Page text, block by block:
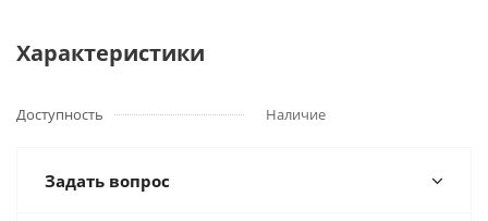
Характеристики
Доступность Наличие
Задать вопрос